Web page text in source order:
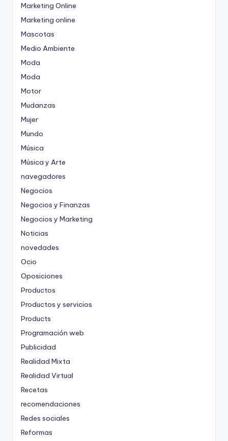
Marketing Online
Marketing online
Mascotas
Medio Ambiente
Moda
Moda
Motor
Mudanzas
Mujer
Mundo
Música
Música y Arte
navegadores
Negocios
Negocios y Finanzas
Negocios y Marketing
Noticias
novedades
Ocio
Oposiciones
Productos
Productos y servicios
Products
Programación web
Publicidad
Realidad Mixta
Realidad Virtual
Recetas
recomendaciones
Redes sociales
Reformas